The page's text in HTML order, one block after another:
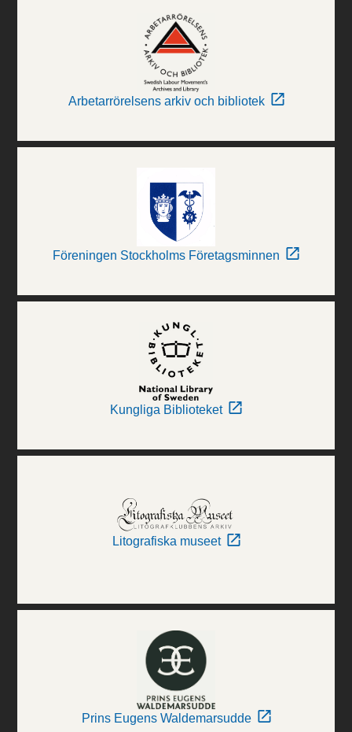
Arbetarrörelsens arkiv och bibliotek
Föreningen Stockholms Företagsminnen
Kungliga Biblioteket
Litografiska museet
Prins Eugens Waldemarsudde